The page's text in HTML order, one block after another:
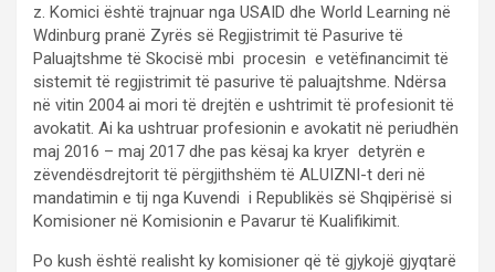
z. Komici është trajnuar nga USAID dhe World Learning në
Wdinburg pranë Zyrës së Regjistrimit të Pasurive të
Paluajtshme të Skocisë mbi procesin e vetëfinancimit të
sistemit të regjistrimit të pasurive të paluajtshme. Ndërsa
në vitin 2004 ai mori të drejtën e ushtrimit të profesionit të
avokatit. Ai ka ushtruar profesionin e avokatit në periudhën
maj 2016 – maj 2017 dhe pas kësaj ka kryer detyrën e
zëvendësdrejtorit të përgjithshëm të ALUIZNI-t deri në
mandatimin e tij nga Kuvendi i Republikës së Shqipërisë si
Komisioner në Komisionin e Pavarur të Kualifikimit.
Po kush është realisht ky komisioner që të gjykojë gjyqtarë